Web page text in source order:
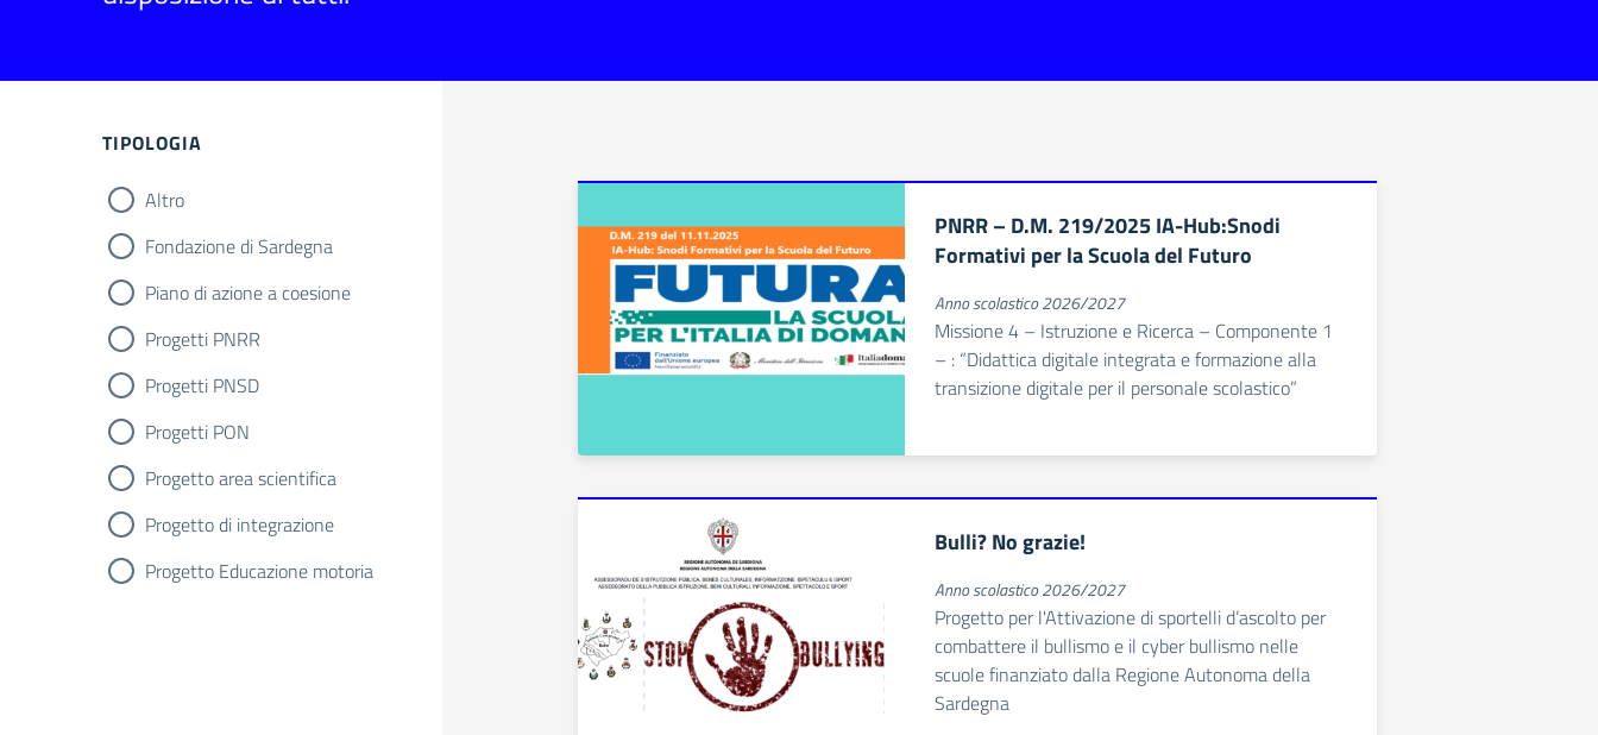
Filtri
TIPOLOGIA
Altro
Fondazione di Sardegna
Piano di azione a coesione
Progetti PNRR
Progetti PNSD
Progetti PON
Progetto area scientifica
Progetto di integrazione
Progetto Educazione motoria
PNRR – D.M. 219/2025 IA-Hub:Snodi
Formativi per la Scuola del Futuro
Anno scolastico 2026/2027
Missione 4 – Istruzione e Ricerca – Componente 1
– : “Didattica digitale integrata e formazione alla
transizione digitale per il personale scolastico”
Bulli? No grazie!
Anno scolastico 2026/2027
Progetto per l'Attivazione di sportelli d’ascolto per
combattere il bullismo e il cyber bullismo nelle
scuole finanziato dalla Regione Autonoma della
Sardegna